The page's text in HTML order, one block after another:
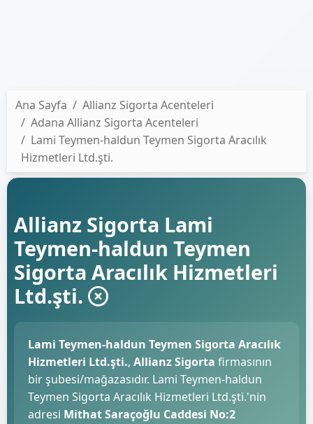
Ana Sayfa
Allianz Sigorta Acenteleri
Adana Allianz Sigorta Acenteleri
Lami Teymen-haldun Teymen Sigorta Aracılık
Hizmetleri Ltd.şti.
Allianz Sigorta Lami
Teymen-haldun Teymen
Sigorta Aracılık Hizmetleri
Ltd.şti.
Lami Teymen-haldun Teymen Sigorta Aracılık
Hizmetleri Ltd.şti., Allianz Sigorta firmasının
bir şubesi/mağazasıdır. Lami Teymen-haldun
Teymen Sigorta Aracılık Hizmetleri Ltd.şti.'nin
adresi Mithat Saraçoğlu Caddesi No:2